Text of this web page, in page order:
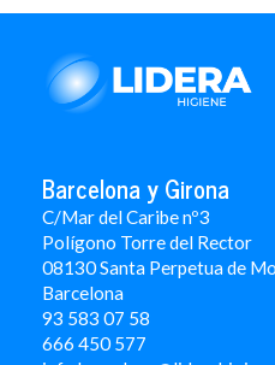
Barcelona y Girona
C/Mar del Caribe nº3
Polígono Torre del Rector
08130 Santa Perpetua de
Barcelona
93 583 07 58
666 450 577